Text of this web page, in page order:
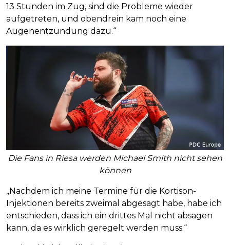
13 Stunden im Zug, sind die Probleme wieder
aufgetreten, und obendrein kam noch eine
Augenentzündung dazu.“
Die Fans in Riesa werden Michael Smith nicht sehen
können
„Nachdem ich meine Termine für die Kortison-
Injektionen bereits zweimal abgesagt habe, habe ich
entschieden, dass ich ein drittes Mal nicht absagen
kann, da es wirklich geregelt werden muss.“